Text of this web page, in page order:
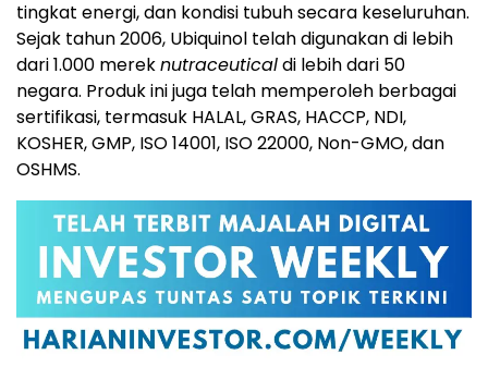
tingkat energi, dan kondisi tubuh secara keseluruhan.
Sejak tahun 2006, Ubiquinol telah digunakan di lebih
dari 1.000 mereknutraceuticaldi lebih dari 50
negara. Produk ini juga telah memperoleh berbagai
sertifikasi, termasuk HALAL, GRAS, HACCP, NDI,
KOSHER, GMP, ISO 14001, ISO 22000, Non-GMO, dan
OSHMS.